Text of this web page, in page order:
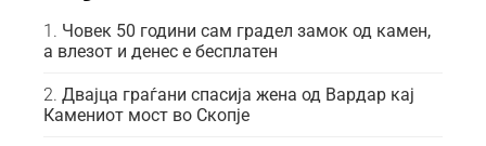
Човек 50 години сам градел замок од камен,
а влезот и денес е бесплатен
Двајца граѓани спасија жена од Вардар кај
Камениот мост во Скопје